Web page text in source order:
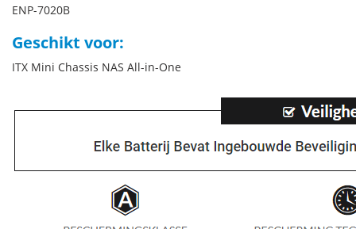
ENP-7020B
Geschikt voor:
ITX Mini Chassis NAS All-in-One